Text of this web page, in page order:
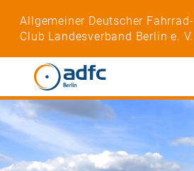
Allgemeiner Deutscher Fahrrad-
Club Landesverband Berlin e. V.